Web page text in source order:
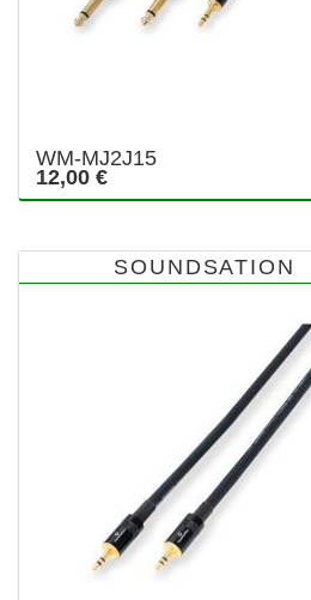
WM-MJ2J15
12,00 €
SOUNDSATION